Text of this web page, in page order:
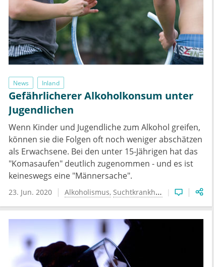
News Inland
Gefährlicherer Alkoholkonsum unter
Jugendlichen
Wenn Kinder und Jugendliche zum Alkohol greifen,
können sie die Folgen oft noch weniger abschätzen
als Erwachsene. Bei den unter 15-Jährigen hat das
"Komasaufen" deutlich zugenommen - und es ist
keineswegs eine "Männersache".
23. Jun. 2020 Alkoholismus Suchtkrankheiten